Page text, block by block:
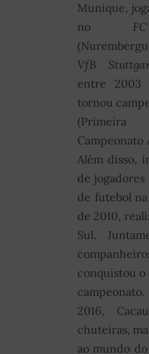
Munique,
no
VfB
entre 2003
tornou
Campeonato
Além disso,
de jogadores
de futebol
de 2010,
Sul.
conquistou
2016,
chuteiras,
ao mundo